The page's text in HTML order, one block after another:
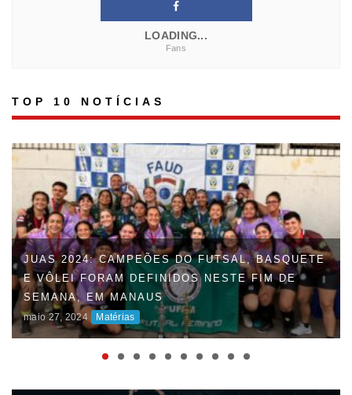
LOADING...
Fans
TOP 10 NOTÍCIAS
JUAS 2024: CAMPEÕES DO FUTSAL, BASQUETE
E VÔLEI FORAM DEFINIDOS NESTE FIM DE
SEMANA, EM MANAUS
maio 27, 2024 Matérias